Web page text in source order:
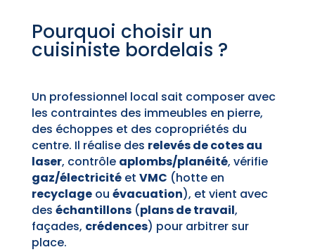
Pourquoi choisir un
cuisiniste bordelais ?
Un professionnel local sait composer avec
les contraintes des immeubles en pierre,
des échoppes et des copropriétés du
centre. Il réalise des relevés de cotes au
laser, contrôle aplombs/planéité, vérifie
gaz/électricitéet VMC (hotte en
recyclageou évacuation), et vient avec
des échantillons(plans de travail,
façades, crédences) pour arbitrer sur
place.